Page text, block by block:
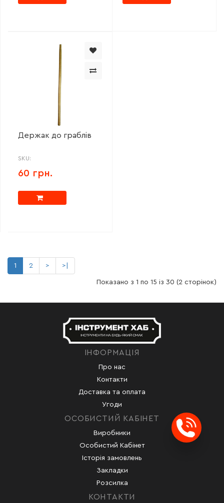
Держак до граблів
SKU:
60 грн.
1 2 > >|
Показано з 1 по 15 із 30 (2 сторінок)
ІНФОРМАЦІЯ
Про нас
Контакти
Доставка та оплата
Угоди
ОСОБИСТИЙ КАБІНЕТ
Виробники
Особистий Кабінет
Історія замовлень
Закладки
Розсилка
КОНТАКТИ